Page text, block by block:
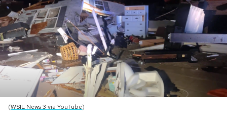
Sport
Mondiali calcio 2026
PODCAST
NEWSLETTER
(WSIL News 3 via YouTube)